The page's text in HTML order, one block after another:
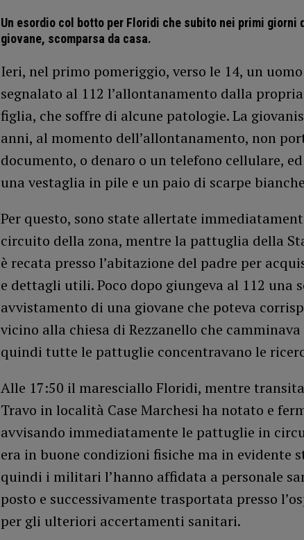
Un esordio col botto per Floridi che subito nei primi giorni
giovane, scomparsa da casa.
Ieri, nel primo pomeriggio, verso le 14, un
segnalato al 112 l’allontanamento dalla
figlia, che soffre di alcune patologie. La
anni, al momento dell’allontanamento, non
documento, o denaro o un telefono cellulare,
una vestaglia in pile e un paio di scarpe
Per questo, sono state allertate
circuito della zona, mentre la pattuglia della
è recata presso l’abitazione del padre per
e dettagli utili. Poco dopo giungeva al 112 una
avvistamento di una giovane che poteva
vicino alla chiesa di Rezzanello che camminava
quindi tutte le pattuglie concentravano le
Alle 17:50 il maresciallo Floridi, mentre
Travo in località Case Marchesi ha notato e
avvisando immediatamente le pattuglie in
era in buone condizioni fisiche ma in evidente
quindi i militari l’hanno affidata a personale
posto e successivamente trasportata presso
per gli ulteriori accertamenti sanitari.